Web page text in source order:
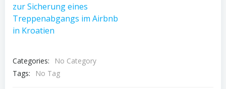
Categories:
No Category
Tags:
No Tag